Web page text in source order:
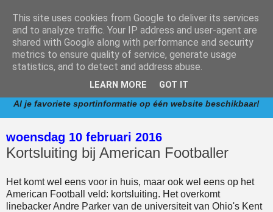
www.competitie.nlis een informatieve website met
sporten in Nederland.
Al je favoriete sportinformatie op één website beschikbaar!
woensdag 10 februari 2016
Kortsluiting bij American Footballer
Het komt wel eens voor in huis, maar ook wel eens op het
American Football veld: kortsluiting. Het overkomt
linebacker Andre Parker van de universiteit van Ohio's Kent
This site uses cookies from Google to deliver its services
and to analyze traffic. Your IP address and user-agent are
shared with Google along with performance and security
metrics to ensure quality of service, generate usage
statistics, and to detect and address abuse.
LEARN MORE GOT IT